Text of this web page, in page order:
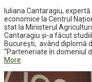
Iuliana Cantaragiu,
economice la Centrul
stat la Ministerul
Cantaragiu și-a făcut
București, având diplomă
“Parteneriate în domeniul
More